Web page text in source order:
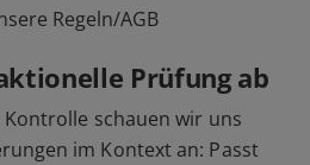
Regeln/AGB
Prüfung ab
schauen wir uns
im Kontext an: Passt